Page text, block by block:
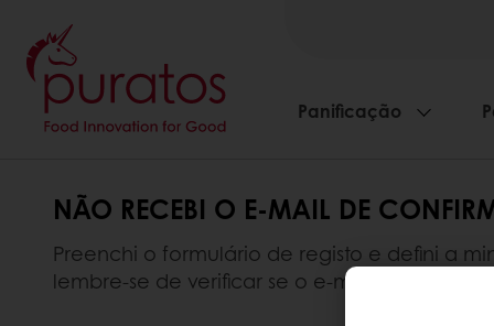
Panificação
NÃO RECEBI O E-MAIL DE
Preenchi o formulário de registo e defini a
lembre-se de verificar se o e-mail de